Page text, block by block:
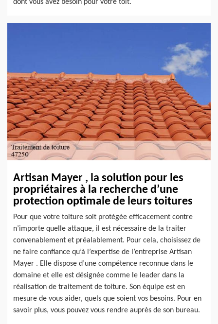
dont vous avez besoin pour votre toit.
Artisan Mayer , la solution pour les
propriétaires à la recherche d’une
protection optimale de leurs toitures
Pour que votre toiture soit protégée efficacement contre
n’importe quelle attaque, il est nécessaire de la traiter
convenablement et préalablement. Pour cela, choisissez de
ne faire confiance qu’à l’expertise de l’entreprise Artisan
Mayer . Elle dispose d’une compétence reconnue dans le
domaine et elle est désignée comme le leader dans la
réalisation de traitement de toiture. Son équipe est en
mesure de vous aider, quels que soient vos besoins. Pour en
savoir plus, vous pouvez vous rendre auprès de son bureau.